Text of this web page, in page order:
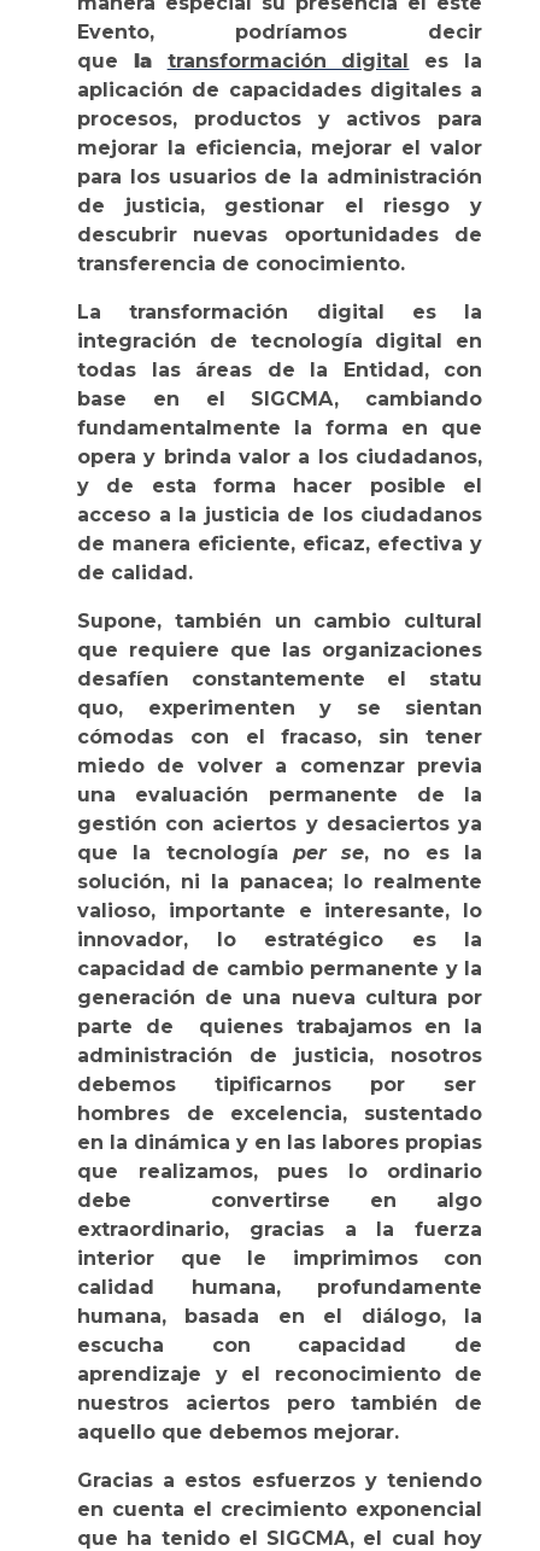
Evento, podríamos decir
que la transformación digital es la
aplicación de capacidades digitales a
procesos, productos y activos para
mejorar la eficiencia, mejorar el valor
para los usuarios de la administración
de justicia, gestionar el riesgo y
descubrir nuevas oportunidades de
transferencia de conocimiento.
La transformación digital es la
integración de tecnología digital en
todas las áreas de la Entidad, con
base en el SIGCMA, cambiando
fundamentalmente la forma en que
opera y brinda valor a los ciudadanos,
y de esta forma hacer posible el
acceso a la justicia de los ciudadanos
de manera eficiente, eficaz, efectiva y
de calidad.
Supone, también un cambio cultural
que requiere que las organizaciones
desafíen constantemente el statu
quo, experimenten y se sientan
cómodas con el fracaso, sin tener
miedo de volver a comenzar previa
una evaluación permanente de la
gestión con aciertos y desaciertos ya
que la tecnología per se, no es la
solución, ni la panacea; lo realmente
valioso, importante e interesante, lo
innovador, lo estratégico es la
capacidad de cambio permanente y la
generación de una nueva cultura por
parte de quienes trabajamos en la
administración de justicia, nosotros
debemos tipificarnos por ser
hombres de excelencia, sustentado
en la dinámica y en las labores propias
que realizamos, pues lo ordinario
debe convertirse en algo
extraordinario, gracias a la fuerza
interior que le imprimimos con
calidad humana, profundamente
humana, basada en el diálogo, la
escucha con capacidad de
aprendizaje y el reconocimiento de
nuestros aciertos pero también de
aquello que debemos mejorar.
Gracias a estos esfuerzos y teniendo
en cuenta el crecimiento exponencial
que ha tenido el SIGCMA, el cual hoy